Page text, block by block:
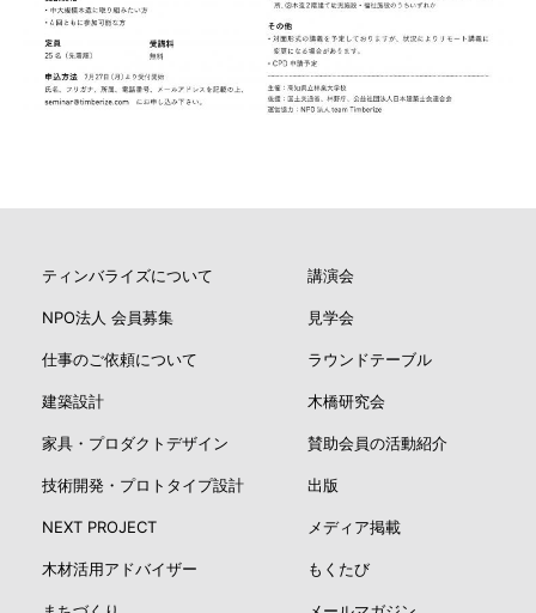
ティンバライズについて
NPO法人 会員募集
仕事のご依頼について
建築設計
家具・プロダクトデザイン
技術開発・プロトタイプ設計
NEXT PROJECT
木材活用アドバイザー
講演会
見学会
ラウンドテーブル
木橋研究会
賛助会員の活動紹介
出版
メディア掲載
もくたび